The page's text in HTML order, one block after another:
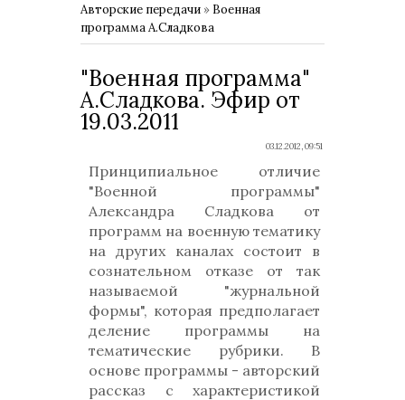
Авторские передачи » Военная
программа А.Сладкова
"Военная программа"
А.Сладкова. Эфир от
19.03.2011
03.12.2012, 09:51
Принципиальное отличие
"Военной программы"
Александра Сладкова от
программ на военную тематику
на других каналах состоит в
сознательном отказе от так
называемой "журнальной
формы", которая предполагает
деление программы на
тематические рубрики. В
основе программы - авторский
рассказ с характеристикой